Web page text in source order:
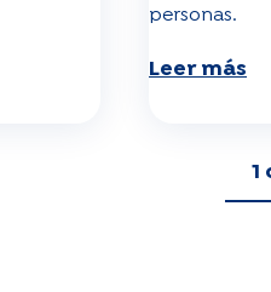
personas.
Leer más
1